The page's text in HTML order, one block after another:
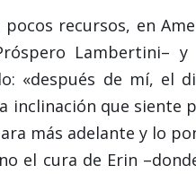
recursos, en
Lambertini–
«después de mí, el
inclinación que siente
más adelante y lo
el cura de Erin